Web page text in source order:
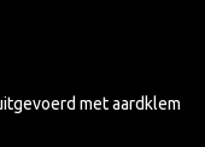
met aardklem